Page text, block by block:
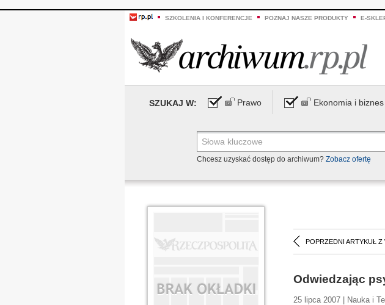
SZKOLENIA I KONFERENCJE POZNAJ NASZE PRODUKTY E-
SZUKAJ W: Prawo Ekonomia i biznes
Chcesz uzyskać dostęp do archiwum? Zobacz ofertę
POPRZEDNI ARTYKUŁ Z
Odwiedzając
25 lipca 2007 | Nauka i